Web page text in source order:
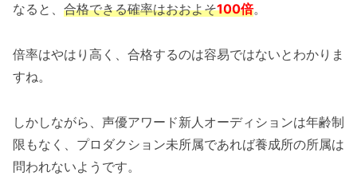
なると、 合格できる確率はおおよそ100倍。
倍率はやはり高く、合格するのは容易ではないとわかりま
すね。
しかしながら、声優アワード新人オーディションは年齢制
限もなく、プロダクション未所属であれば養成所の所属は
問われないようです。